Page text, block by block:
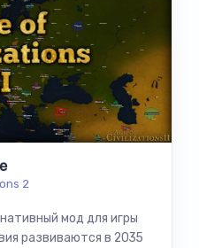
2
мод для игры
развиваются в 2035